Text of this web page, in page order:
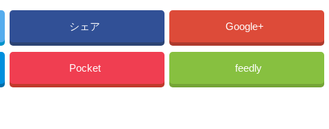
シェア Google+
Pocket feedly